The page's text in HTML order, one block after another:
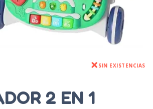
SIN EXISTENCIAS
2 EN 1